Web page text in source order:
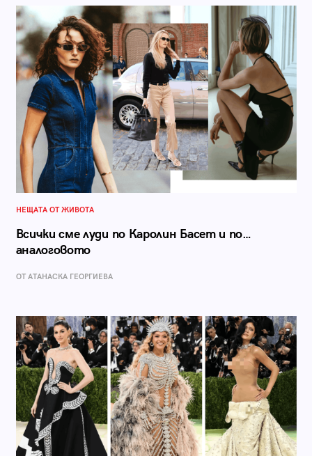
НЕЩАТА ОТ ЖИВОТА
Всички сме луди по Каролин Басет и по…
аналоговото
ОТ АТАНАСКА ГЕОРГИЕВА